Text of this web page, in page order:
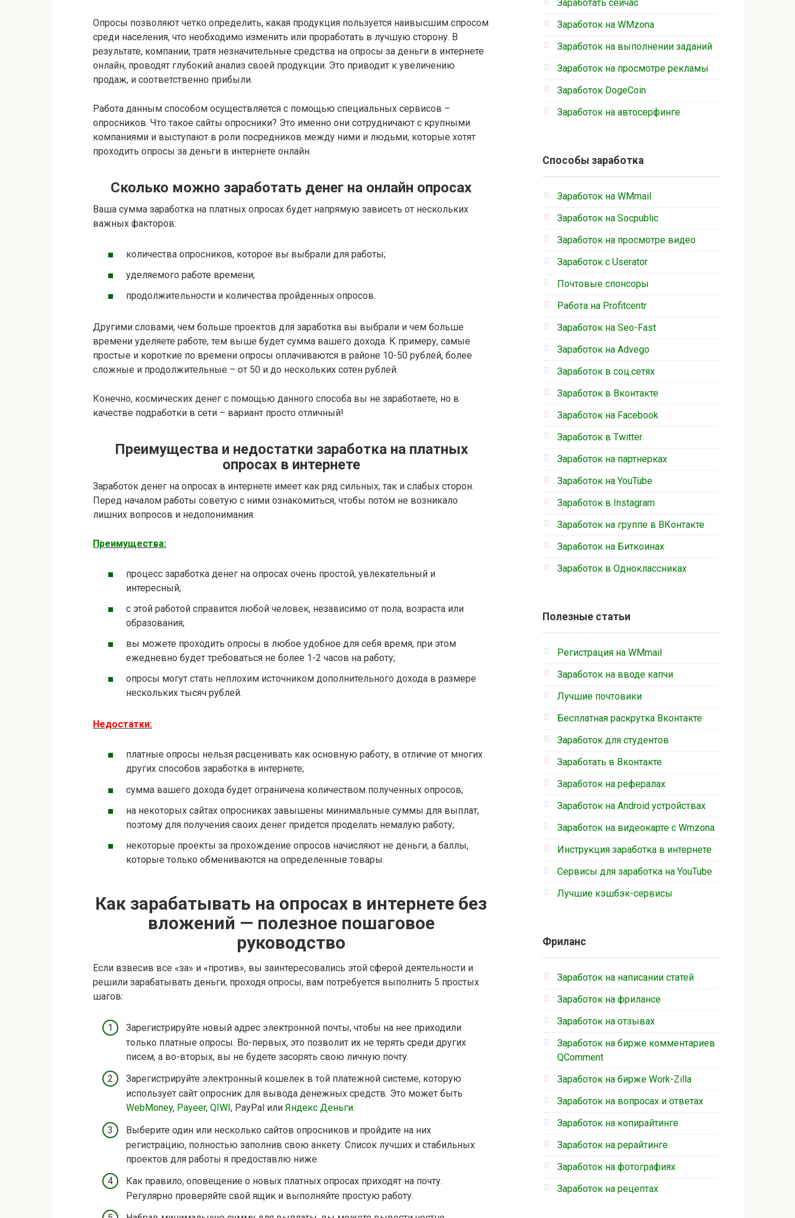
Опросы позволяют четко определить, какая продукция пользуется наивысшим спросом
среди населения, что необходимо изменить или проработать в лучшую сторону. В
результате, компании, тратя незначительные средства на опросы за деньги в интернете
онлайн, проводят глубокий анализ своей продукции. Это приводит к увеличению
продаж, и соответственно прибыли.
Работа данным способом осуществляется с помощью специальных сервисов –
опросников. Что такое сайты опросники? Это именно они сотрудничают с крупными
компаниями и выступают в роли посредников между ними и людьми, которые хотят
проходить опросы за деньги в интернете онлайн.
Сколько можно заработать денег на онлайн опросах
Ваша сумма заработка на платных опросах будет напрямую зависеть от нескольких
важных факторов:
количества опросников, которое вы выбрали для работы;
уделяемого работе времени;
продолжительности и количества пройденных опросов.
Другими словами, чем больше проектов для заработка вы выбрали и чем больше
времени уделяете работе, тем выше будет сумма вашего дохода. К примеру, самые
простые и короткие по времени опросы оплачиваются в районе 10-50 рублей, более
сложные и продолжительные – от 50 и до нескольких сотен рублей.
Конечно, космических денег с помощью данного способа вы не заработаете, но в
качестве подработки в сети – вариант просто отличный!
Преимущества и недостатки заработка на платных
опросах в интернете
Заработок денег на опросах в интернете имеет как ряд сильных, так и слабых сторон.
Перед началом работы советую с ними ознакомиться, чтобы потом не возникало
лишних вопросов и недопонимания.
Преимущества:
процесс заработка денег на опросах очень простой, увлекательный и
интересный;
с этой работой справится любой человек, независимо от пола, возраста или
образования;
вы можете проходить опросы в любое удобное для себя время, при этом
ежедневно будет требоваться не более 1-2 часов на работу;
опросы могут стать неплохим источником дополнительного дохода в размере
нескольких тысяч рублей.
Недостатки:
платные опросы нельзя расценивать как основную работу, в отличие от многих
других способов заработка в интернете;
сумма вашего дохода будет ограничена количеством полученных опросов;
на некоторых сайтах опросниках завышены минимальные суммы для выплат,
поэтому для получения своих денег придется проделать немалую работу;
некоторые проекты за прохождение опросов начисляют не деньги, а баллы,
которые только обмениваются на определенные товары.
Как зарабатывать на опросах в интернете без
вложений — полезное пошаговое
руководство
Если взвесив все «за» и «против», вы заинтересовались этой сферой деятельности и
решили зарабатывать деньги, проходя опросы, вам потребуется выполнить 5 простых
шагов:
Зарегистрируйте новый адрес электронной почты, чтобы на нее приходили
только платные опросы. Во-первых, это позволит их не терять среди других
писем, а во-вторых, вы не будете засорять свою личную почту.
Зарегистрируйте электронный кошелек в той платежной системе, которую
использует сайт опросник для вывода денежных средств. Это может быть
WebMoney, Payeer, QIWI , PayPal или Яндекс Деньги.
Выберите один или несколько сайтов опросников и пройдите на них
регистрацию, полностью заполнив свою анкету. Список лучших и стабильных
проектов для работы я предоставлю ниже.
Как правило, оповещение о новых платных опросах приходят на почту.
Регулярно проверяйте свой ящик и выполняйте простую работу.
Заработать сейчас
Заработок на WMzona
Заработок на выполнении заданий
Заработок на просмотре рекламы
Заработок DogeCoin
Заработок на автосерфинге
Способы заработка
Заработок на WMmail
Заработок на Socpublic
Заработок на просмотре видео
Заработок с Userator
Почтовые спонсоры
Работа на Profitcentr
Заработок на Seo-Fast
Заработок на Advego
Заработок в соц.сетях
Заработок в Вконтакте
Заработок на Facebook
Заработок в Twitter
Заработок на партнерках
Заработок на YouTube
Заработок в Instagram
Заработок на группе в ВКонтакте
Заработок на Биткоинах
Заработок в Одноклассниках
Полезные статьи
Регистрация на WMmail
Заработок на вводе капчи
Лучшие почтовики
Бесплатная раскрутка Вконтакте
Заработок для студентов
Заработать в Вконтакте
Заработок на рефералах
Заработок на Android устройствах
Заработок на видеокарте с Wmzona
Инструкция заработка в интернете
Cервисы для заработка на YouTube
Лучшие кэшбэк-сервисы
Фриланс
Заработок на написании статей
Заработок на фрилансе
Заработок на отзывах
Заработок на бирже комментариев
QComment
Заработок на бирже Work-Zilla
Заработок на вопросах и ответах
Заработок на копирайтинге
Заработок на рерайтинге
Заработок на фотографиях
Заработок на рецептах